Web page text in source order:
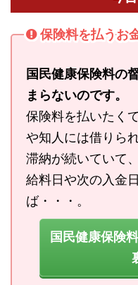
保険料を払うお
国民健康保険料の
まらないのです。
保険料を払いたく
や知人には借りら
滞納が続いていて
給料日や次の入金
ば・・・。
国民健康保険